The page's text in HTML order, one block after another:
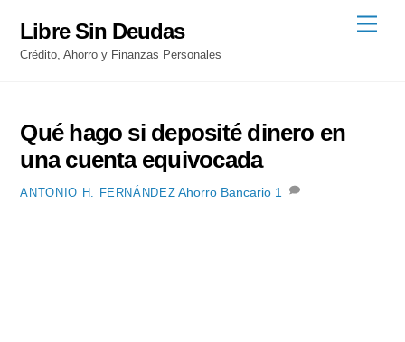
content
Libre Sin Deudas
Crédito, Ahorro y Finanzas Personales
Qué hago si deposité dinero en
una cuenta equivocada
ANTONIO H. FERNÁNDEZ Ahorro Bancario 1